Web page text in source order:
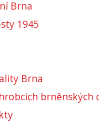
Brna
1945
Brna
brněnských